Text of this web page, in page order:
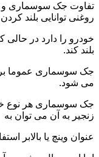
تفاوت جک سوسماری و
روغنی توانایی بلند
خودرو را دارد در
بلند کند.
جک سوسماری عموما
می شود.
جک سوسماری هر نوع
زنجیر به آن می توان به
عنوان وینچ یا بالابر